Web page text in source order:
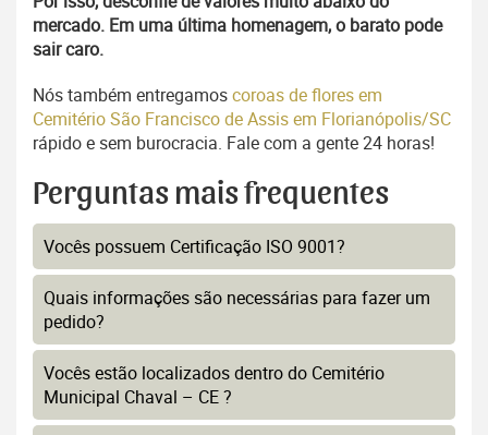
mercado. Em uma última homenagem, o barato pode
sair caro.
Nós também entregamoscoroas de flores em
Cemitério São Francisco de Assis em Florianópolis/SC
rápido e sem burocracia. Fale com a gente 24 horas!
Perguntas mais frequentes
Vocês possuem Certificação ISO 9001?
Quais informações são necessárias para fazer um
pedido?
Vocês estão localizados dentro do Cemitério
Municipal Chaval – CE ?